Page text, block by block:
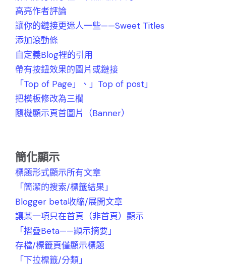
高亮作者評論
讓你的鏈接更迷人一些——Sweet Titles
添加滾動條
自定義Blog裡的引用
帶有按鈕效果的圖片或鏈接
「Top of Page」、」Top of post」
把模板修改為三欄
隨機顯示頁首圖片（Banner）
簡化顯示
標題形式顯示所有文章
「簡潔的搜索/標籤結果」
Blogger beta收縮/展開文章
讓某一項只在首頁（非首頁）顯示
「摺疊Beta——顯示摘要」
存檔/標籤頁僅顯示標題
「下拉標籤/分類」